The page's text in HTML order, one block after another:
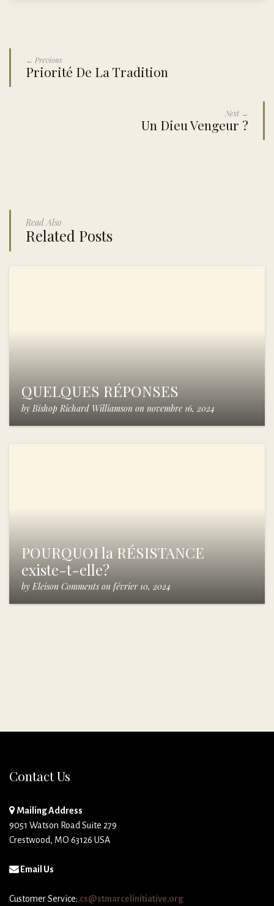
← Previous
Priorité De La Tradition
Next →
Un Dieu Vengeur ?
Read Also
Related Posts
QUELQUES RÉPONSES
by Bishop Richard Williamson on novembre 16, 2024
POURQUOI la RÉSISTANCE
existe-t-elle?
by Eleison Comments on février 10, 2024
Contact Us
Mailing Address
9051 Watson Road Suite 279
Crestwood, MO 63126 USA
Email Us
Customer Service: cs@stmarcelinitiative.org